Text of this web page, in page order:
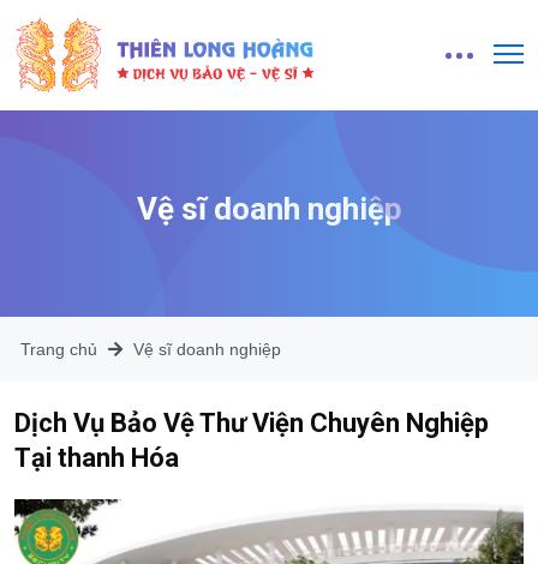
Vệ sĩ doanh nghiệp
Trang chủ Vệ sĩ doanh nghiệp
Dịch Vụ Bảo Vệ Thư Viện Chuyên Nghiệp
Tại thanh Hóa